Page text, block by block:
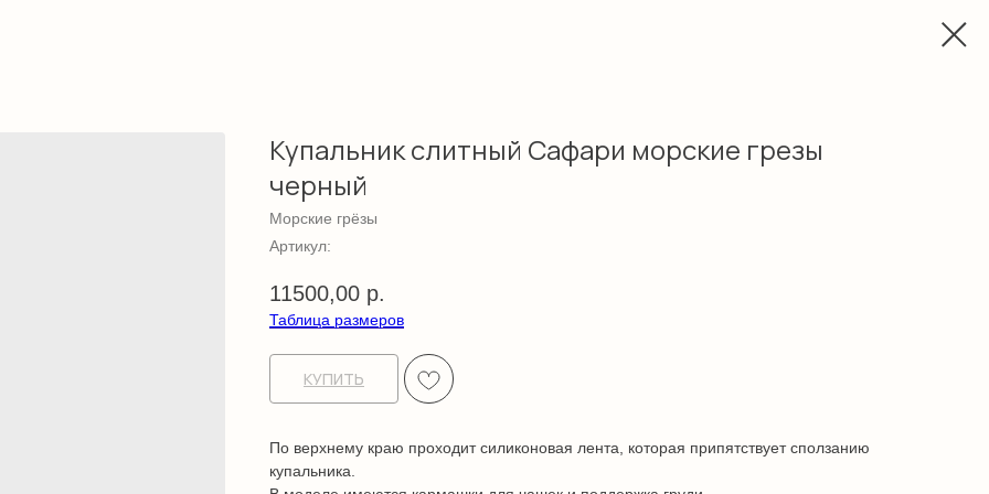
Купальник слитный Сафари морские грезы
черный
Морские грёзы
Артикул:
11500,00 р.
Таблица размеров
КУПИТЬ
По верхнему краю проходит силиконовая лента, которая припятствует сползанию
купальника.